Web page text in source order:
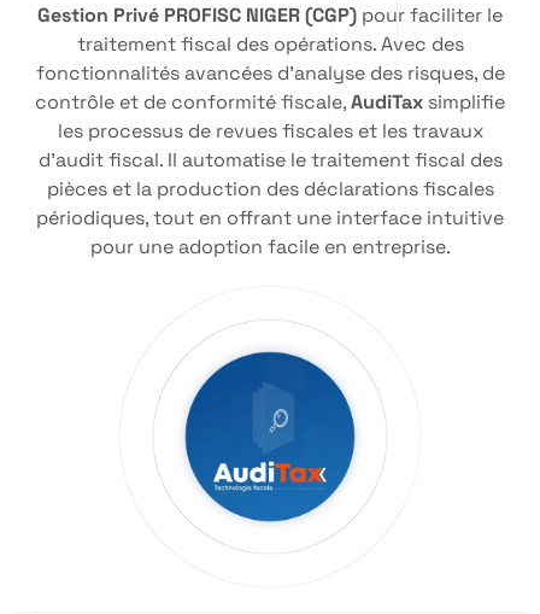
Gestion Privé PROFISC NIGER (CGP) pour faciliter le
traitement fiscal des opérations. Avec des
fonctionnalités avancées d’analyse des risques, de
contrôle et de conformité fiscale,AudiTax simplifie
les processus de revues fiscales et les travaux
d’audit fiscal. Il automatise le traitement fiscal des
pièces et la production des déclarations fiscales
périodiques, tout en offrant une interface intuitive
pour une adoption facile en entreprise.